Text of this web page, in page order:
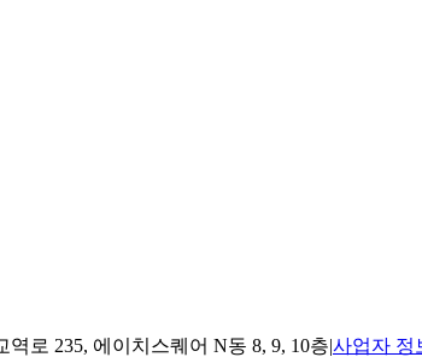
로 235, 에이치스퀘어 N동 8, 9, 10층|사업자 정